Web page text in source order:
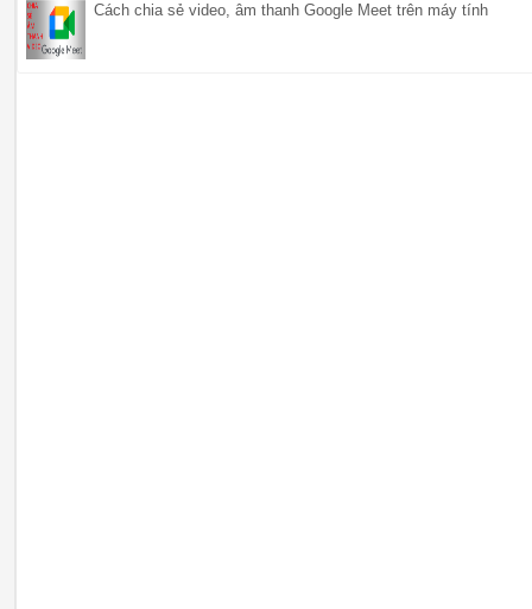
Cách chia sẻ video, âm thanh Google Meet trên máy tính